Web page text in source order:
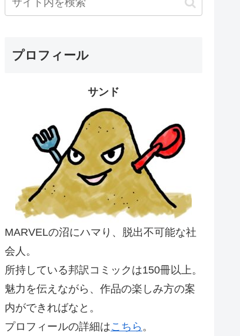
プロフィール
サンド
MARVELの沼にハマり、脱出不可能な社
会人。
所持している邦訳コミックは150冊以上。
魅力を伝えながら、作品の楽しみ方の案
内ができればなと。
プロフィールの詳細はこちら 。